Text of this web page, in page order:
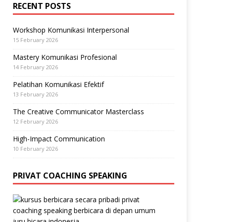
RECENT POSTS
Workshop Komunikasi Interpersonal
15 February 2026
Mastery Komunikasi Profesional
14 February 2026
Pelatihan Komunikasi Efektif
13 February 2026
The Creative Communicator Masterclass
12 February 2026
High-Impact Communication
10 February 2026
PRIVAT COACHING SPEAKING